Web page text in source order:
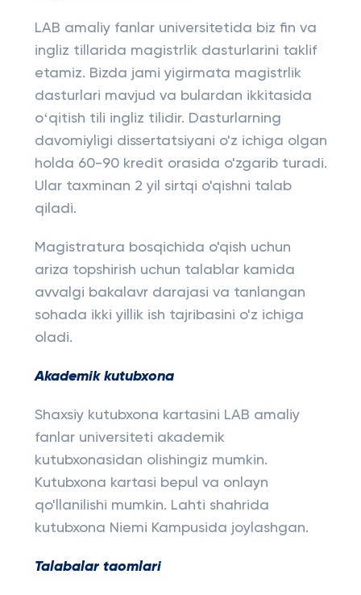
LAB amaliy fanlar universitetida biz fin va
ingliz tillarida magistrlik dasturlarini taklif
etamiz. Bizda jami yigirmata magistrlik
dasturlari mavjud va bulardan ikkitasida
oʻqitish tili ingliz tilidir. Dasturlarning
davomiyligi dissertatsiyani o'z ichiga olgan
holda 60-90 kredit orasida o'zgarib turadi.
Ular taxminan 2 yil sirtqi o'qishni talab
qiladi.
Magistratura bosqichida o'qish uchun
ariza topshirish uchun talablar kamida
avvalgi bakalavr darajasi va tanlangan
sohada ikki yillik ish tajribasini o'z ichiga
oladi.
Akademik kutubxona
Shaxsiy kutubxona kartasini LAB amaliy
fanlar universiteti akademik
kutubxonasidan olishingiz mumkin.
Kutubxona kartasi bepul va onlayn
qo'llanilishi mumkin. Lahti shahrida
kutubxona Niemi Kampusida joylashgan.
Talabalar taomlari